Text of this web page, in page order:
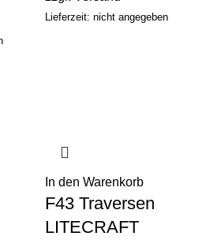
Lieferzeit: nicht angegeben
In den Warenkorb
F43 Traversen
LITECRAFT